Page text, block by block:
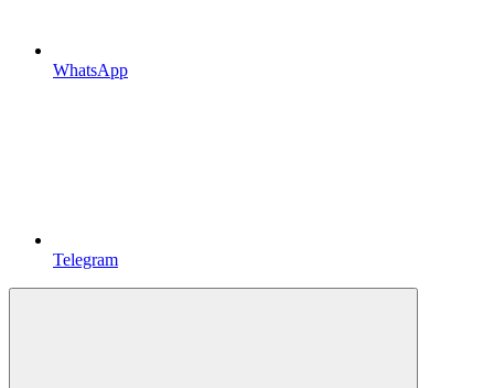
WhatsApp
Telegram